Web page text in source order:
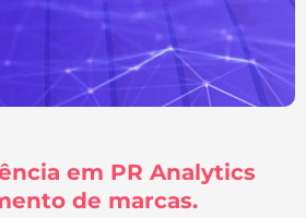
em PR Analytics
de marcas.